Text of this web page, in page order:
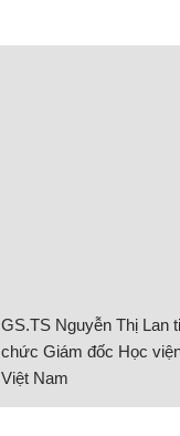
GS.TS Nguyễn Thị Lan
chức Giám đốc Học
Việt Nam